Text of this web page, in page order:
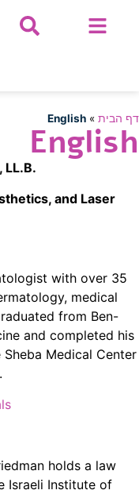
דף הבית »
English
English
LL.B.
and Laser
with over 35
medical
from Ben-
and completed his
Medical Center
holds a law
Israeli Institute of